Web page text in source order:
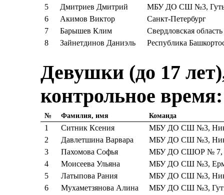
5
Дмитриев Дмитрий
МБУ ДО СШ №3,
6
Акимов Виктор
Санкт-Петербург
7
Барышев Клим
Свердловская область
8
Зайнетдинов Даниэль Республика
Девушки (до 17
контрольное
№ Фамилия, имя Команда
1 Ситник Ксения
МБУ ДО СШ №3,
2
Давлетшина Варвара
МБУ ДО СШ №3,
3
Пахомова Софья
МБУ ДО СШОР № 7,
4
Моисеева Ульяна
МБУ ДО СШ №3,
5
Латыпова Рания
МБУ ДО СШ №3,
6
Мухаметзянова Алина
МБУ ДО СШ №3,